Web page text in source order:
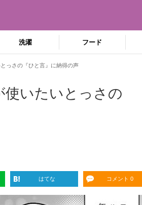
洗濯 フード
っさの『ひと言』に納得の声
いたいとっさの
はてな コメント 0